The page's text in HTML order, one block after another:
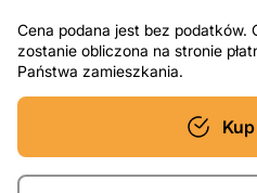
Cena podana jest bez
zostanie obliczona na stronie
Państwa zamieszkania.